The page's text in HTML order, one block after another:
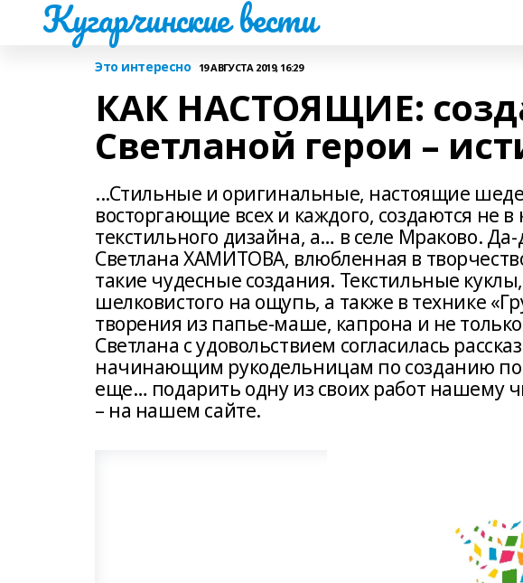
Кугарчинские вести
Это интересно 19 АВГУСТА 2019, 16:29
КАК НАСТОЯЩИЕ:
Светланой герои –
...Стильные и оригинальные, настоящие
восторгающие всех и каждого, создаются не
текстильного дизайна, а… в селе Мраково.
Светлана ХАМИТОВА, влюбленная в
такие чудесные создания. Текстильные
шелковистого на ощупь, а также в технике
творения из папье-маше, капрона и не
Светлана с удовольствием согласилась
начинающим рукодельницам по созданию
еще… подарить одну из своих работ нашему
– на нашем сайте.